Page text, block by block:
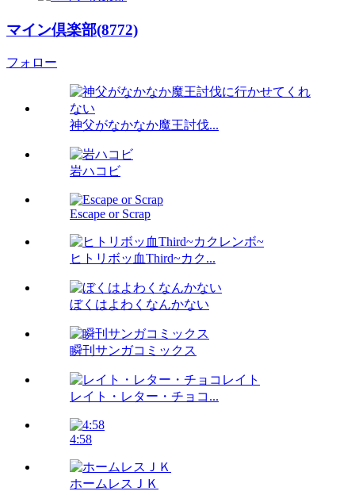
マイン倶楽部(8772)
フォロー
神父がなかなか魔王討伐...
岩ハコビ
Escape or Scrap
ヒトリボッ血Third~カク...
ぼくはよわくなんかない
瞬刊サンガコミックス
レイト・レター・チョコ...
4:58
ホームレスＪＫ